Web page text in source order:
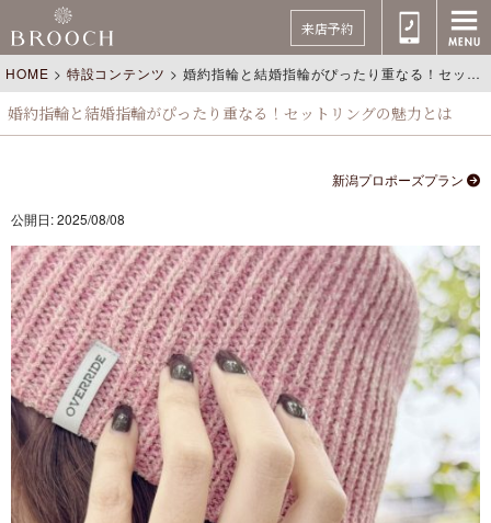
来店予約
HOME > 特設コンテンツ >婚約指輪と結婚指輪がぴったり重なる！セットリングの魅力とは
婚約指輪と結婚指輪がぴったり重なる！セットリングの魅力とは
新潟プロポーズプラン
公開日: 2025/08/08